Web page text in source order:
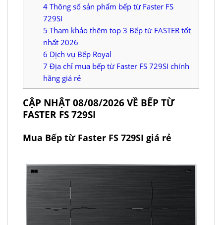
4 Thông số sản phẩm bếp từ Faster FS
729SI
5 Tham khảo thêm top 3 Bếp từ FASTER tốt
nhất 2026
6 Dịch vụ Bếp Royal
7 Địa chỉ mua bếp từ Faster FS 729SI chính
hãng giá rẻ
CẬP NHẬT 08/08/2026 VỀ BẾP TỪ
FASTER FS 729SI
Mua Bếp từ Faster FS 729SI giá rẻ